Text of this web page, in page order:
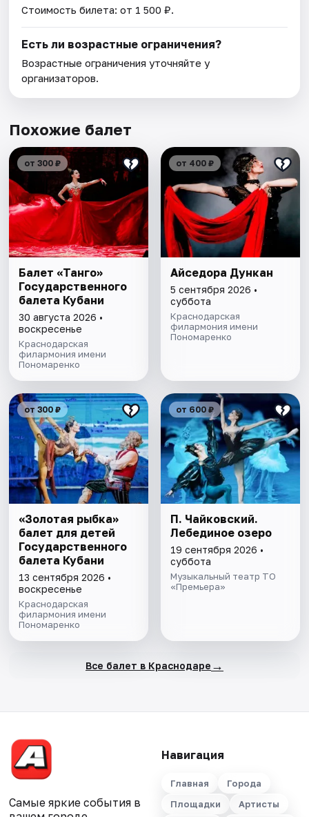
Стоимость билета: от 1 500 ₽.
Есть ли возрастные ограничения?
Возрастные ограничения уточняйте у
организаторов.
Похожие балет
от 300 ₽
Балет «Танго»
Государственного
балета Кубани
30 августа 2026 •
воскресенье
Краснодарская
филармония имени
Пономаренко
от 400 ₽
Айседора Дункан
5 сентября 2026 •
суббота
Краснодарская
филармония имени
Пономаренко
от 300 ₽
«Золотая рыбка»
балет для детей
Государственного
балета Кубани
13 сентября 2026 •
воскресенье
Краснодарская
филармония имени
Пономаренко
от 600 ₽
П. Чайковский.
Лебединое озеро
19 сентября 2026 •
суббота
Музыкальный театр ТО
«Премьера»
Все балет в Краснодаре →
Самые яркие события в
Навигация
Главная
Города
Площадки
Артисты